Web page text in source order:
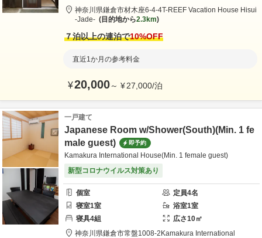
神奈川県鎌倉市材木座6-4-4T-REEF Vacation House Hisui
-Jade-
目的地から2.3km
７泊以上の連泊で10%OFF
直近1か月の参考料金
¥20,000～ ¥27,000/泊
一戸建て
Japanese Room w/Shower(South)(Min. 1 fe
male guest)
即予約
Kamakura International House(Min. 1 female guest)
新型コロナウイルス対策あり
個室 定員4名
寝室1室 浴室1室
寝具4組 広さ10㎡
神奈川県鎌倉市常盤1008-2 Kamakura International